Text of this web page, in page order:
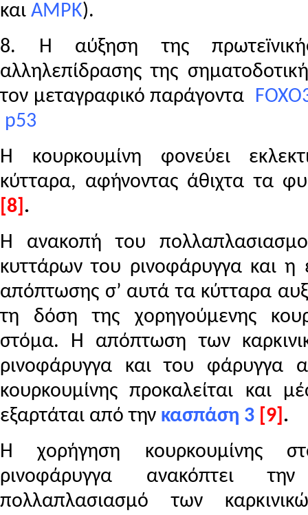
και AMPK).
8. Η αύξηση της
αλληλεπίδρασης της
τον μεταγραφικό παράγοντα FOXO
p53
Η κουρκουμίνη φονεύει
κύτταρα, αφήνοντας άθιχτα τα
[8] .
Η ανακοπή του
κυττάρων του ρινοφάρυγγα και η
απόπτωσης σ’ αυτά τα κύτταρα
τη δόση της χορηγούμενης
στόμα. Η απόπτωση των
ρινοφάρυγγα και του φάρυγγα
κουρκουμίνης προκαλείται και
εξαρτάται από την κασπάση 3 [9] .
Η χορήγηση κουρκουμίνης
ρινοφάρυγγα ανακόπτει
πολλαπλασιασμό των